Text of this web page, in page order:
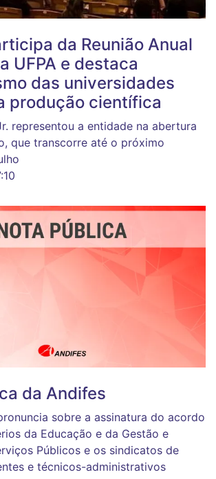
da Reunião Anual
UFPA e destaca
das universidades
produção científica
representou a entidade na abertura
que transcorre até o próximo
da Andifes
sobre a assinatura do acordo
da Educação e da Gestão e
Públicos e os sindicatos de
e técnicos-administrativos